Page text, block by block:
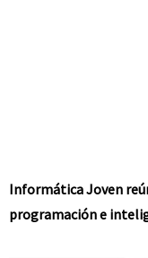
Informática Joven
programación e